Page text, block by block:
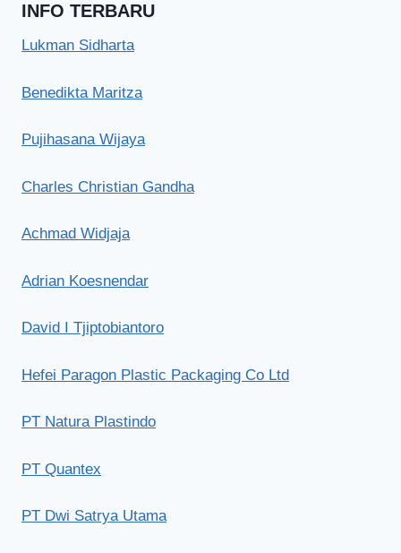
INFO TERBARU
Lukman Sidharta
Benedikta Maritza
Pujihasana Wijaya
Charles Christian Gandha
Achmad Widjaja
Adrian Koesnendar
David I Tjiptobiantoro
Hefei Paragon Plastic Packaging Co Ltd
PT Natura Plastindo
PT Quantex
PT Dwi Satrya Utama